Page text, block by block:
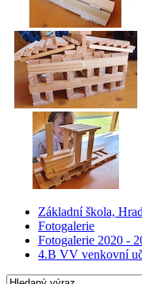
Základní škola,
Fotogalerie
Fotogalerie 2020 -
4.B VV venkovní